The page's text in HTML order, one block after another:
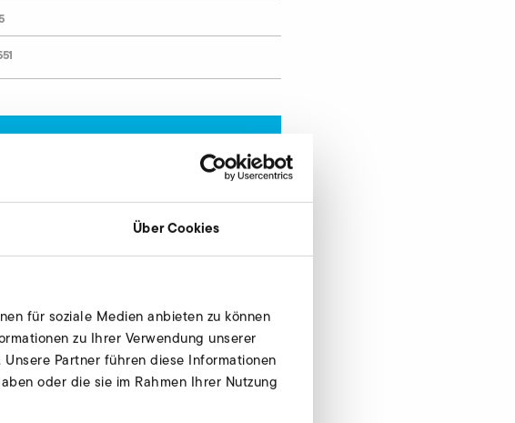
Über Cookies
für soziale Medien anbieten zu können
zu Ihrer Verwendung unserer
Partner führen diese Informationen
oder die sie im Rahmen Ihrer Nutzung
Jetzt anfragen